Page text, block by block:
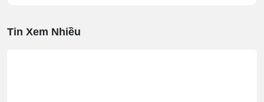
Tin Xem Nhiều